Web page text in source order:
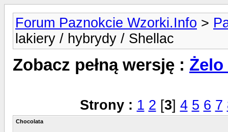
Forum Paznokcie Wzorki.Info >
lakiery / hybrydy / Shellac
Zobacz pełną wersję :
Strony : 1 2 [3] 4 5 6 7
Chocolata